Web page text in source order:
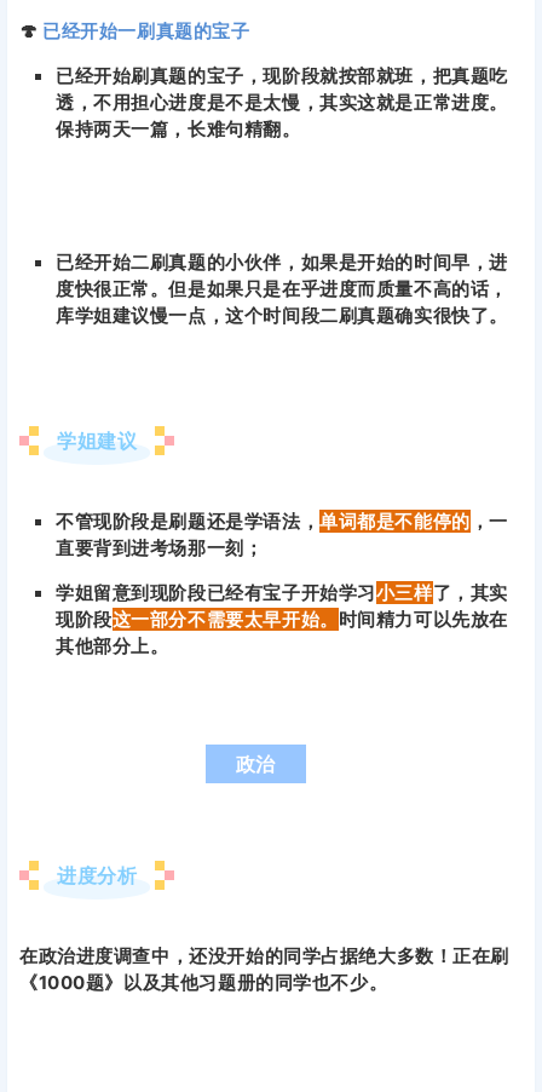
🍄 已经开始一刷真题的宝子
已经开始刷真题的宝子，现阶段就按部就班，把真题吃
透，不用担心进度是不是太慢，其实这就是正常进度。
保持两天一篇，长难句精翻。
已经开始二刷真题的小伙伴，如果是开始的时间早，进
度快很正常。但是如果只是在乎进度而质量不高的话，
库学姐建议慢一点，这个时间段二刷真题确实很快了。
学姐建议
不管现阶段是刷题还是学语法，单词都是不能停的 ，一
直要背到进考场那一刻；
学姐留意到现阶段已经有宝子开始学习小三样了，其实
现阶段这一部分不需要太早开始。 时间精力可以先放在
其他部分上。
政治
进度分析
在政治进度调查中，还没开始的同学占据绝大多数！正在刷
《1000题》以及其他习题册的同学也不少。